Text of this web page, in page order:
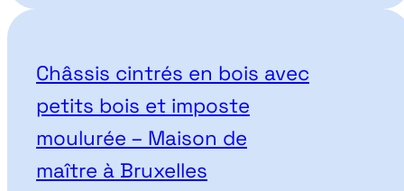
Châssis cintrés en bois avec
petits bois et imposte
moulurée – Maison de
maître à Bruxelles